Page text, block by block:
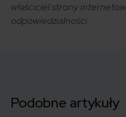
właściciel strony
odpowiedzialności.
Podobne artykuły